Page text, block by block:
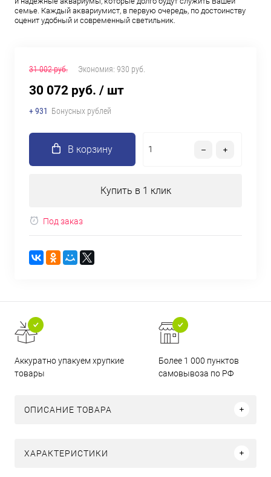
семье. Каждый аквариумист, в первую очередь, по достоинству
оценит удобный и современный светильник.
31 002 руб. Экономия: 930 руб.
30 072 руб. / шт
+ 931 Бонусных рублей
В корзину
Купить в 1 клик
Под заказ
Аккуратно упакуем хрупкие
товары
Более 1 000 пунктов
самовывоза по РФ
ОПИСАНИЕ ТОВАРА
ХАРАКТЕРИСТИКИ